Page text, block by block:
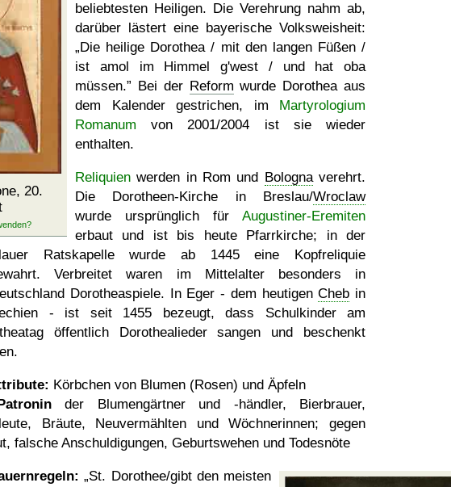
20.
beliebtesten Heiligen. Die Verehrung nahm ab,
darüber lästert eine bayerische Volksweisheit:
Die heilige Dorothea / mit den langen Füßen /
ist amol im Himmel g'west / und hat oba
müssen.
Bei der Reform wurde Dorothea aus
dem Kalender gestrichen, im Martyrologium
Romanum von 2001/2004 ist sie wieder
enthalten.
Reliquien werden in Rom und Bolognaverehrt.
Die Dorotheen-Kirche in Breslau/Wroclaw
wurde ursprünglich für Augustiner-Eremiten
erbaut und ist bis heute Pfarrkirche; in der
Ratskapelle wurde ab 1445 eine Kopfreliquie
Verbreitet waren im Mittelalter besonders in
Dorotheaspiele. In Eger - dem heutigenCheb in
- ist seit 1455 bezeugt, dass Schulkinder am
öffentlich Dorothealieder sangen und beschenkt
Körbchen von Blumen (Rosen) und Äpfeln
der Blumengärtner und -händler, Bierbrauer,
Bräute, Neuvermählten und Wöchnerinnen; gegen
falsche Anschuldigungen, Geburtswehen und Todesnöte
St. Dorothee/gibt den meisten